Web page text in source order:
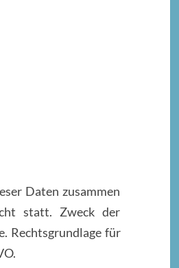
Daten zusammen
statt. Zweck der
Rechtsgrundlage für